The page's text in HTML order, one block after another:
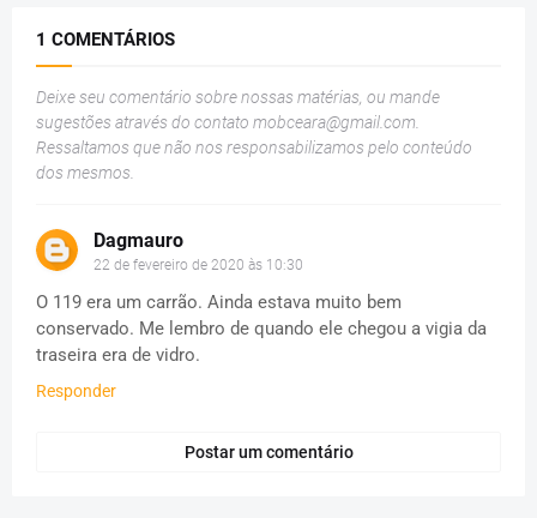
1 COMENTÁRIOS
Deixe seu comentário sobre nossas matérias, ou mande
sugestões através do contato mobceara@gmail.com.
Ressaltamos que não nos responsabilizamos pelo conteúdo
dos mesmos.
Dagmauro
22 de fevereiro de 2020 às 10:30
O 119 era um carrão. Ainda estava muito bem
conservado. Me lembro de quando ele chegou a vigia da
traseira era de vidro.
Responder
Postar um comentário